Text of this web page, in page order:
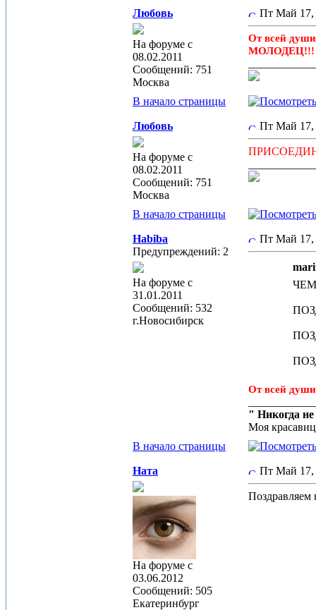
Любовь
На форуме с
08.02.2011
Сообщений: 751
Москва
Пт Май
От всей
В начало страницы
Любовь
На форуме с
08.02.2011
Сообщений: 751
Москва
Пт Май
В начало страницы
Habiba
Предупреждений: 2
На форуме с
31.01.2011
Сообщений: 532
г.Новосибирск
Пт Май
От всей
" Никогда
Моя
В начало страницы
Ната
На форуме с
03.06.2012
Сообщений: 505
Екатеринбург
Пт Май